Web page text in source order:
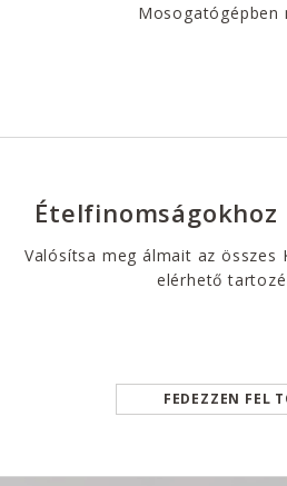
Mosogatógépben
Valósítsa meg álmait az összes
elérhető
FEDEZZEN FEL